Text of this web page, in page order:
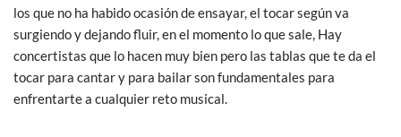
los que no ha habido ocasión de ensayar, el tocar según va
surgiendo y dejando fluir, en el momento lo que sale, Hay
concertistas que lo hacen muy bien pero las tablas que te da el
tocar para cantar y para bailar son fundamentales para
enfrentarte a cualquier reto musical.